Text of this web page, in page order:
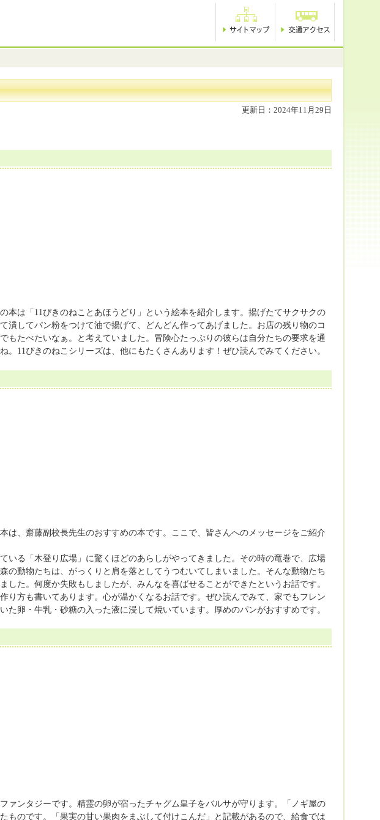
更新日：2024年11月29日
は「11ぴきのねことあほうどり」という絵本を紹介します。揚げたてサクサクの
潰してパン粉をつけて油で揚げて、どんどん作ってあげました。お店の残り物のコ
もたべたいなぁ。と考えていました。冒険心たっぷりの彼らは自分たちの要求を通
11ぴきのねこシリーズは、他にもたくさんあります！ぜひ読んでみてください。
は、齋藤副校長先生のおすすめの本です。ここで、皆さんへのメッセージをご紹介
る「木登り広場」に驚くほどのあらしがやってきました。その時の竜巻で、広場
の動物たちは、がっくりと肩を落としてうつむいてしまいました。そんな動物たち
た。何度か失敗もしましたが、みんなを喜ばせることができたというお話です。
り方も書いてあります。心が温かくなるお話です。ぜひ読んでみて、家でもフレン
卵・牛乳・砂糖の入った液に浸して焼いています。厚めのパンがおすすめです。
ンタジーです。精霊の卵が宿ったチャグム皇子をバルサが守ります。「ノギ屋の
ものです。「果実の甘い果肉をまぶして付けこんだ」と記載があるので、給食では